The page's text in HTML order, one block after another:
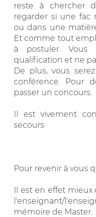
reste à chercher
regarder si une fac
ou dans une
Et comme tout
à postuler. Vous
qualification et ne
De plus, vous
conférence. Pour
passer un concours.
Il est vivement
secours
Pour revenir à vous
Il est en effet mieux
l'enseignant/
mémoire de Master.